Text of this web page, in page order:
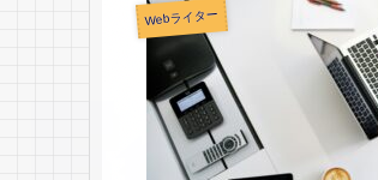
Webライター